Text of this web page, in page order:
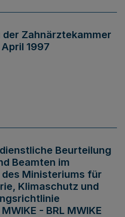
Zahnärztekammer
1997
Beurteilung
Beamten im
Ministeriums für
Klimaschutz und
- BRL MWIKE